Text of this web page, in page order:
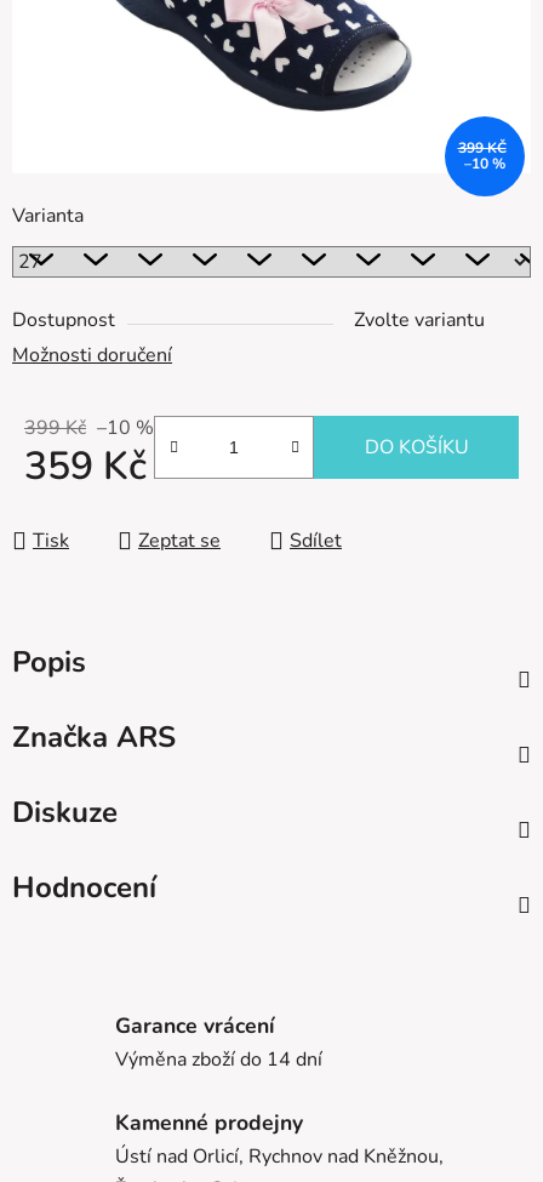
Varianta
Dostupnost
Zvolte variantu
Možnosti doručení
399 Kč –10 %
359 Kč DO KOŠÍKU
Tisk Zeptat se Sdílet
399 KČ
–10 %
Popis
Značka ARS
Diskuze
Hodnocení
Garance vrácení
Výměna zboží do 14 dní
Kamenné prodejny
Ústí nad Orlicí, Rychnov nad Kněžnou,